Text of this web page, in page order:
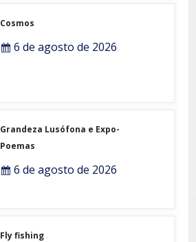
Cosmos
6 de agosto de 2026
Grandeza Lusófona e Expo-
Poemas
6 de agosto de 2026
Fly fishing